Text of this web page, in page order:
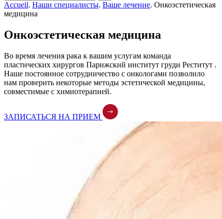
Accueil. Наши специалисты. Ваше лечение. Онкоэстетическая
медицина
Онкоэстетическая медицина
Во время лечения рака к вашим услугам команда
пластических хирургов Парижский институт груди Реститут .
Наше постоянное сотрудничество с онкологами позволило
нам проверить некоторые методы эстетической медицины,
совместимые с химиотерапией.
ЗАПИСАТЬСЯ НА ПРИЕМ